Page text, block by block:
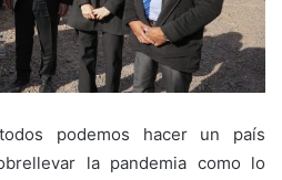
podemos hacer un país
la pandemia como lo